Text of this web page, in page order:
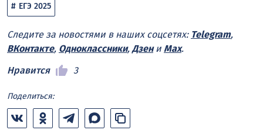
ЕГЭ 2025
Следите за новостями в наших соцсетях: Telegram,
ВКонтакте, Одноклассники, Дзени Max.
Нравится
3
Поделиться: